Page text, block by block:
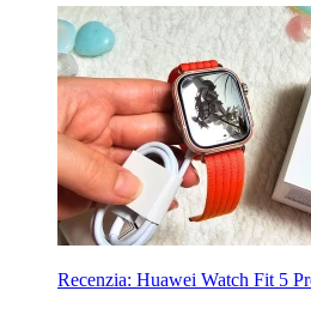
Recenzia: Huawei Watch Fit 5